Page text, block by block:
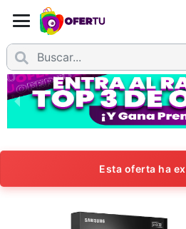
Esta oferta ha